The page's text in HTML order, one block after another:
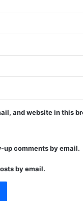
and website in this
comments by email.
by email.